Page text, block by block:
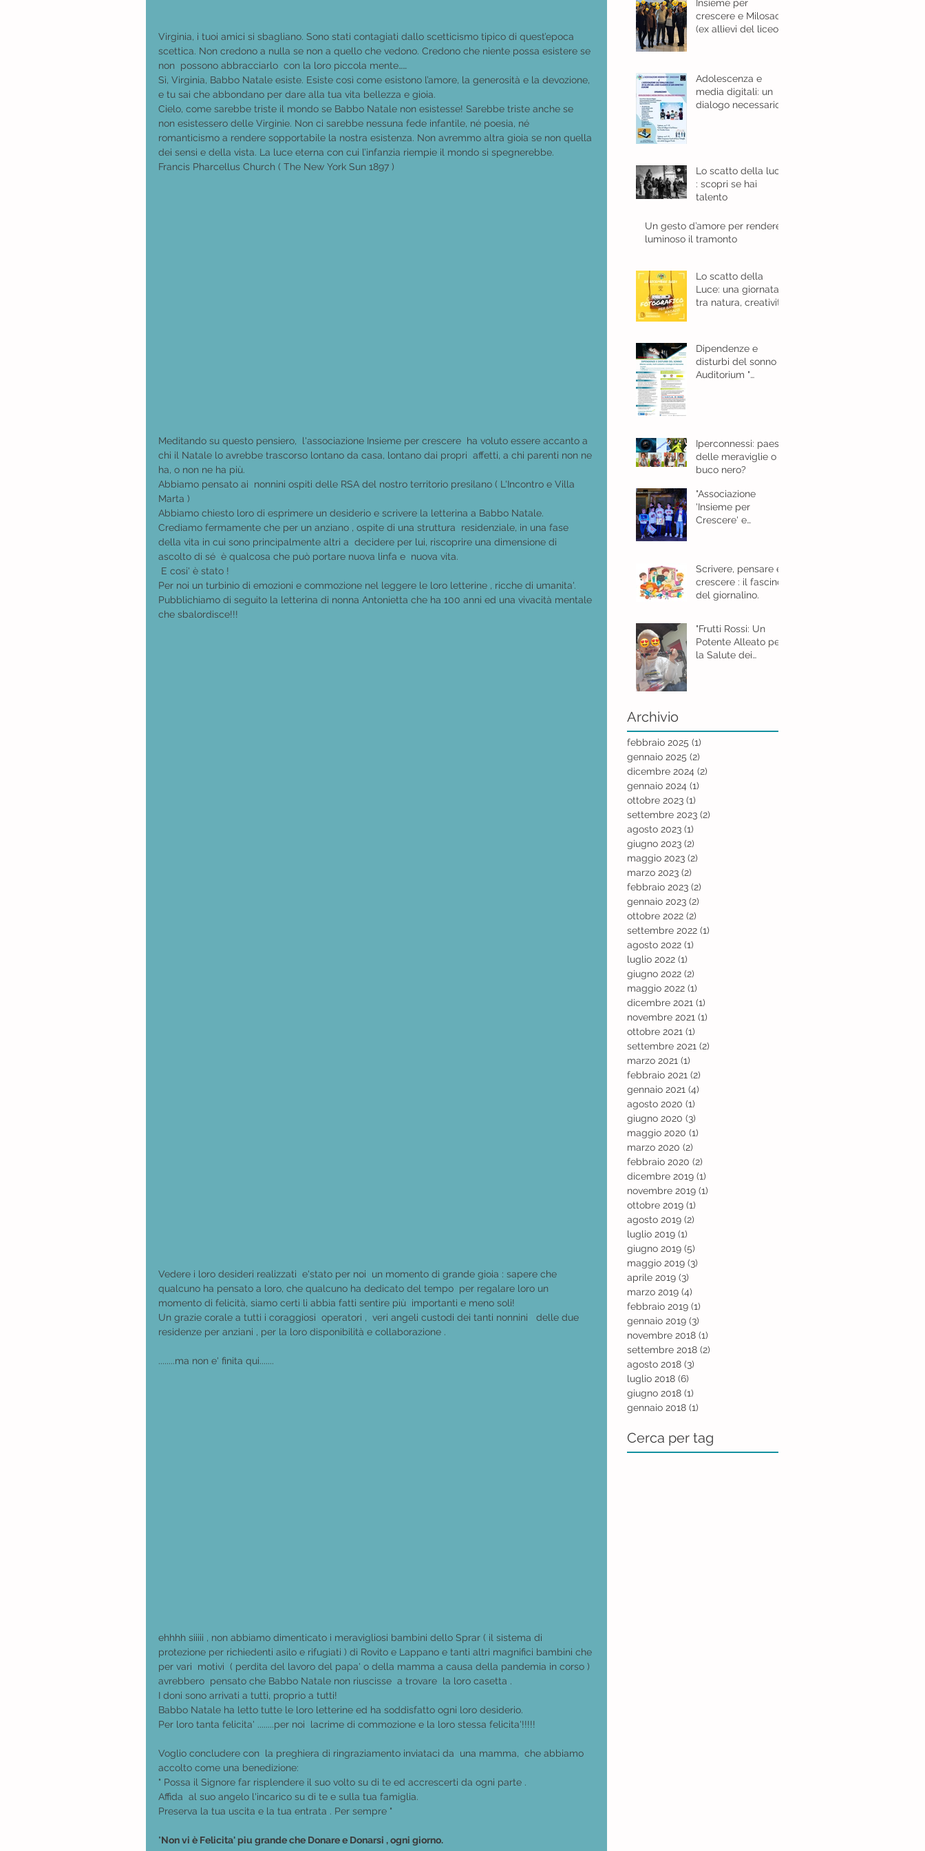
Virginia, i tuoi amici si sbagliano. Sono stati contagiati dallo scetticismo tipico di quest’epoca
scettica. Non credono a nulla se non a quello che vedono. Credono che niente possa esistere se
non  possono abbracciarlo  con la loro piccola mente……
Sì, Virginia, Babbo Natale esiste. Esiste così come esistono l’amore, la generosità e la devozione,
e tu sai che abbondano per dare alla tua vita bellezza e gioia.
Cielo, come sarebbe triste il mondo se Babbo Natale non esistesse! Sarebbe triste anche se
non esistessero delle Virginie. Non ci sarebbe nessuna fede infantile, né poesia, né
romanticismo a rendere sopportabile la nostra esistenza. Non avremmo altra gioia se non quella
dei sensi e della vista. La luce eterna con cui l’infanzia riempie il mondo si spegnerebbe.
Francis Pharcellus Church ( The New York Sun 1897 )
Meditando su questo pensiero,  l'associazione Insieme per crescere  ha voluto essere accanto a
chi il Natale lo avrebbe trascorso lontano da casa, lontano dai propri  affetti, a chi parenti non ne
ha, o non ne ha più.
Abbiamo pensato ai  nonnini ospiti delle RSA del nostro territorio presilano ( L'Incontro e Villa
Marta )
Abbiamo chiesto loro di esprimere un desiderio e scrivere la letterina a Babbo Natale.
Crediamo fermamente che per un anziano , ospite di una struttura  residenziale, in una fase
della vita in cui sono principalmente altri a  decidere per lui, riscoprire una dimensione di
ascolto di sé  è qualcosa che può portare nuova linfa e  nuova vita.
E cosi' è stato !
Per noi un turbinio di emozioni e commozione nel leggere le loro letterine , ricche di umanita'.
Pubblichiamo di seguito la letterina di nonna Antonietta che ha 100 anni ed una vivacità mentale
che sbalordisce!!!
Vedere i loro desideri realizzati  e'stato per noi  un momento di grande gioia : sapere che
qualcuno ha pensato a loro, che qualcuno ha dedicato del tempo  per regalare loro un
momento di felicità, siamo certi li abbia fatti sentire più  importanti e meno soli!
Un grazie corale a tutti i coraggiosi  operatori ,  veri angeli custodi dei tanti nonnini   delle due
residenze per anziani , per la loro disponibilità e collaborazione .
........ma non e' finita qui.......
ehhhh siiiii , non abbiamo dimenticato i meravigliosi bambini dello Sprar ( il sistema di
protezione per richiedenti asilo e rifugiati ) di Rovito e Lappano e tanti altri magnifici bambini che
per vari  motivi  ( perdita del lavoro del papa' o della mamma a causa della pandemia in corso )
avrebbero  pensato che Babbo Natale non riuscisse  a trovare  la loro casetta .
I doni sono arrivati a tutti, proprio a tutti!
Babbo Natale ha letto tutte le loro letterine ed ha soddisfatto ogni loro desiderio.
Per loro tanta felicita' ........per noi  lacrime di commozione e la loro stessa felicita'!!!!!
Voglio concludere con  la preghiera di ringraziamento inviataci da  una mamma,  che abbiamo
accolto come una benedizione:
" Possa il Signore far risplendere il suo volto su di te ed accrescerti da ogni parte .
Affida  al suo angelo l'incarico su di te e sulla tua famiglia.
Preserva la tua uscita e la tua entrata . Per sempre "
"Non vi è Felicita' piu grande che Donare e Donarsi , ogni giorno.
Insieme per
crescere e Milosao
(ex allievi del liceo
Adolescenza e
media digitali: un
dialogo necessario
Lo scatto della luce
: scopri se hai
talento
Un gesto d’amore per rendere
luminoso il tramonto
Lo scatto della
Luce: una giornata
tra natura, creatività
Dipendenze e
disturbi del sonno
Auditorium "
Iperconnessi: paese
delle meraviglie o
buco nero?
"Associazione
'Insieme per
Crescere' e
Scrivere, pensare e
crescere : il fascino
del giornalino.
"Frutti Rossi: Un
Potente Alleato per
la Salute dei
Archivio
febbraio 2025 (1)
gennaio 2025 (2)
dicembre 2024 (2)
gennaio 2024 (1)
ottobre 2023 (1)
settembre 2023 (2)
agosto 2023 (1)
giugno 2023 (2)
maggio 2023 (2)
marzo 2023 (2)
febbraio 2023 (2)
gennaio 2023 (2)
ottobre 2022 (2)
settembre 2022 (1)
agosto 2022 (1)
luglio 2022 (1)
giugno 2022 (2)
maggio 2022 (1)
dicembre 2021 (1)
novembre 2021 (1)
ottobre 2021 (1)
settembre 2021 (2)
marzo 2021 (1)
febbraio 2021 (2)
gennaio 2021 (4)
agosto 2020 (1)
giugno 2020 (3)
maggio 2020 (1)
marzo 2020 (2)
febbraio 2020 (2)
dicembre 2019 (1)
novembre 2019 (1)
ottobre 2019 (1)
agosto 2019 (2)
luglio 2019 (1)
giugno 2019 (5)
maggio 2019 (3)
aprile 2019 (3)
marzo 2019 (4)
febbraio 2019 (1)
gennaio 2019 (3)
novembre 2018 (1)
settembre 2018 (2)
agosto 2018 (3)
luglio 2018 (6)
giugno 2018 (1)
gennaio 2018 (1)
Cerca per tag